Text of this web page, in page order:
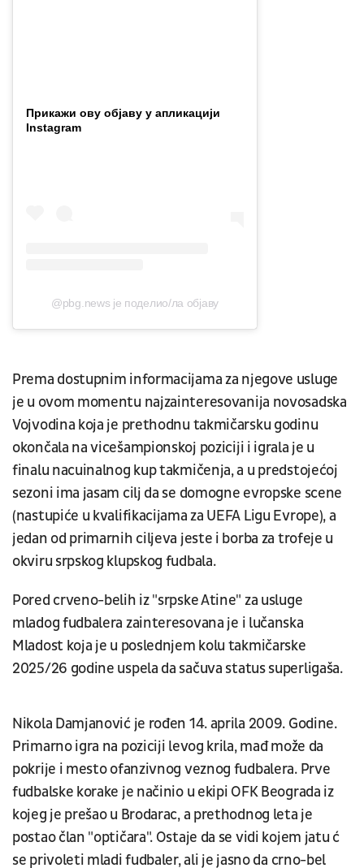
Прикажи ову објаву у апликацији
Instagram
@pbg.news је поделио/ла објаву
Prema dostupnim informacijama za njegove usluge
je u ovom momentu najzainteresovanija novosadska
Vojvodina koja je prethodnu takmičarsku godinu
okončala na vicešampionskoj poziciji i igrala je u
finalu nacuinalnog kup takmičenja, a u predstojećoj
sezoni ima jasam cilj da se domogne evropske scene
(nastupiće u kvalifikacijama za UEFA Ligu Evrope), a
jedan od primarnih ciljeva jeste i borba za trofeje u
okviru srpskog klupskog fudbala.
Pored crveno-belih iz "srpske Atine" za usluge
mladog fudbalera zainteresovana je i lučanska
Mladost koja je u poslednjem kolu takmičarske
2025/26 godine uspela da sačuva status superligaša.
Nikola Damjanović je rođen 14. aprila 2009. Godine.
Primarno igra na poziciji levog krila, mađ može da
pokrije i mesto ofanzivnog veznog fudbalera. Prve
fudbalske korake je načinio u ekipi OFK Beograda iz
kojeg je prešao u Brodarac, a prethodnog leta je
postao član "optičara". Ostaje da se vidi kojem jatu ć
se privoleti mladi fudbaler, ali je jasno da crno-bel